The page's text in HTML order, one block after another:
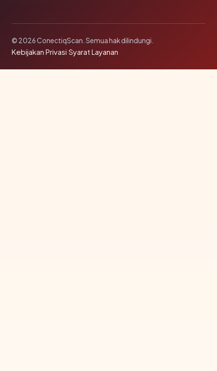
© 2026 ConectiqScan. Semua hak dilindungi.
Kebijakan Privasi·Syarat Layanan